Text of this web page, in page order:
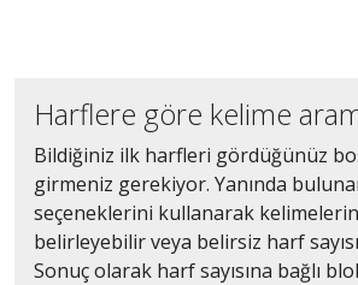
Harflere göre kelime
Bildiğiniz ilk harfleri gördüğünüz
girmeniz gerekiyor. Yanında
seçeneklerini kullanarak
belirleyebilir veya belirsiz harf
Sonuç olarak harf sayısına bağlı